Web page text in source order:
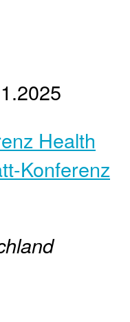
Health
Konferenz